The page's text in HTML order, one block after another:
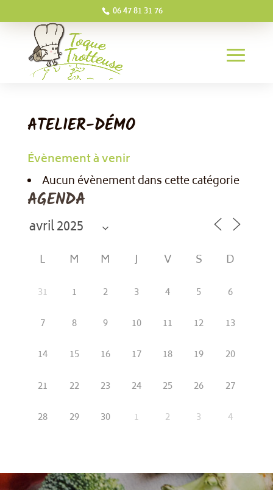
06 47 81 31 76
ATELIER-DÉMO
Évènement à venir
Aucun évènement dans cette catégorie
AGENDA
L M M J V S D
31 1 2 3 4 5
6
7
8 9 10 11 12
13
14
15 16 17 18 19
20
21
22 23 24 25 26
27
28
29 30 1 2 3 4